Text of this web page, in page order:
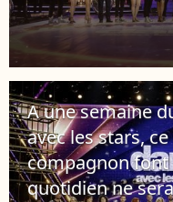
A une semaine
avec les stars,
compagnon font
quotidien ne